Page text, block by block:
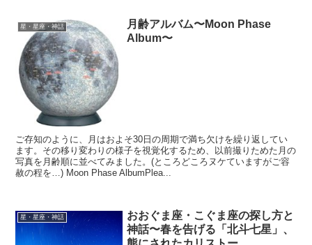
星・星座・神話
月齢アルバム〜Moon Phase
Album〜
ご存知のように、月はおよそ30日の周期で満ち欠けを繰り返してい
ます。その移り変わりの様子を視覚化するため、以前撮りためた月の
写真を月齢順に並べてみました。(ところどころヌケていますがご容
赦の程を…) Moon Phase AlbumPlea...
星・星座・神話
おおぐま座・こぐま座の探し方と
神話〜春を告げる「北斗七星」、